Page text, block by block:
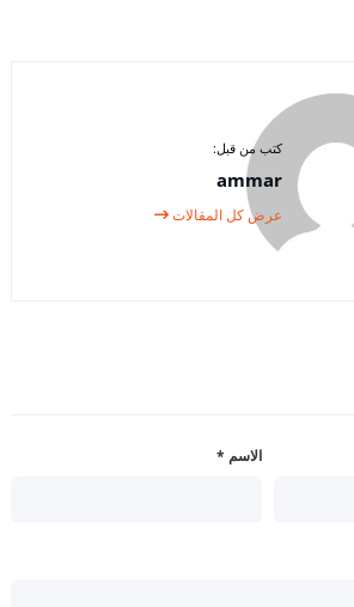
كتب من قبل:
ammar
عرض كل المقالات
الاسم *